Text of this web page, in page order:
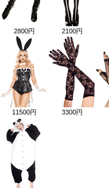
2800円 2100円
11500円 3300円